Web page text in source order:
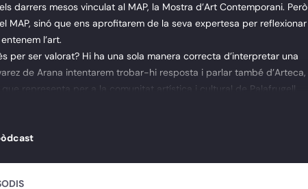
darrers mesos vinculat al MAP, la Mostra d’Art Contemporani. Però
MAP, sinó que ens aprofitarem de la seva expertesa per reflexionar
l’art.
per ser valorat? Hi ha una sola manera correcta d’interpretar una
de Arana intentarem trobar-hi resposta i parlar també d’Arteca,
representa per a la comunitat artística i cultural de Palafrugell.